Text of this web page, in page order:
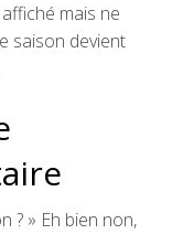
mais ne
saison devient
? » Eh bien non,